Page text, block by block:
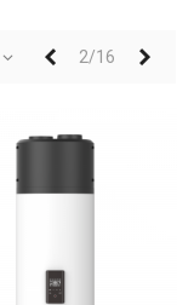
Anterior
2/16